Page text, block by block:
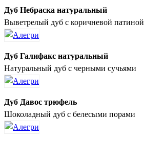
Дуб Небраска натуральный
Выветрелый дуб с коричневой патиной
Дуб Галифакс натуральный
Натуральный дуб с черными сучьями
Дуб Давос трюфель
Шоколадный дуб с белесыми порами